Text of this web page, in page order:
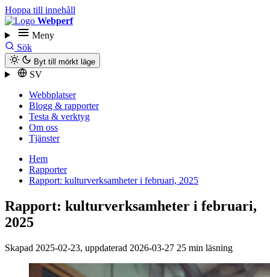
Hoppa till innehåll
Webperf
Meny
Sök
Byt till mörkt läge
SV
Webbplatser
Blogg & rapporter
Testa & verktyg
Om oss
Tjänster
Hem
Rapporter
Rapport: kultur­verksamheter i februari, 2025
Rapport: kultur­verksamheter i februari,
2025
Skapad 2025-02-23, uppdaterad 2026-03-27 25 min läsning